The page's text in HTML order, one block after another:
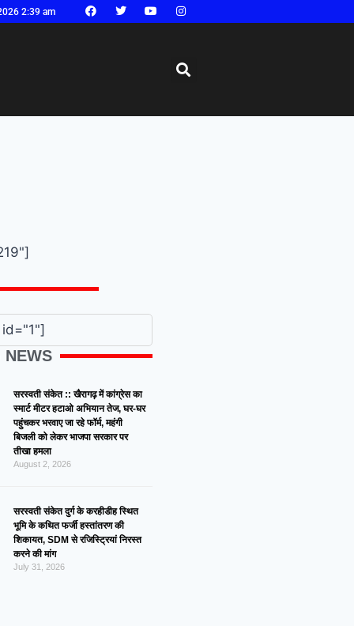
2:39 am
NEWS
सरस्वती संकेत :: खैरागढ़ में कांग्रेस का
स्मार्ट मीटर हटाओ अभियान तेज, घर-घर
पहुंचकर भरवाए जा रहे फॉर्म, महंगी
बिजली को लेकर भाजपा सरकार पर
तीखा हमला
August 2, 2026
सरस्वती संकेत दुर्ग के करहीडीह स्थित
भूमि के कथित फर्जी हस्तांतरण की
शिकायत, SDM से रजिस्ट्रियां निरस्त
करने की मांग
July 31, 2026